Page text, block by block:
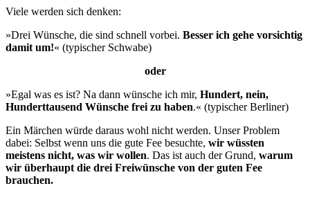
Viele werden sich denken:
»Drei Wünsche, die sind schnell vorbei. Besser ich gehe vorsichtig
damit um!« (typischer Schwabe)
oder
»Egal was es ist? Na dann wünsche ich mir, Hundert, nein,
Hunderttausend Wünsche frei zu haben.« (typischer Berliner)
Ein Märchen würde daraus wohl nicht werden. Unser Problem
dabei: Selbst wenn uns die gute Fee besuchte, wir wüssten
meistens nicht, was wir wollen. Das ist auch der Grund, warum
wir überhaupt die drei Freiwünsche von der guten Fee
brauchen.